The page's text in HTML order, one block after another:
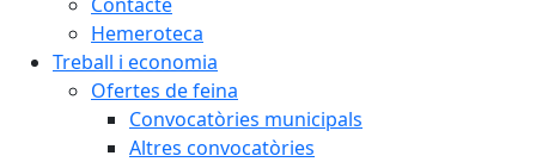
Hemeroteca
Treball i economia
Ofertes de feina
Convocatòries municipals
Altres convocatòries